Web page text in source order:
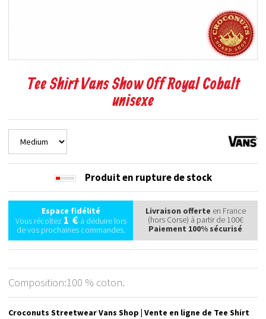
Tee Shirt Vans Show Off Royal Cobalt
unisexe
Produit en rupture de stock
Espace fidélité
Vous récoltez 1 €à déduire lors
de vos prochaines commandes.
Livraison offerte en France
(hors Corse) à partir de 100€
Paiement 100% sécurisé
Composition:100 % coton.
Croconuts Streetwear Vans Shop | Vente en ligne de Tee Shirt